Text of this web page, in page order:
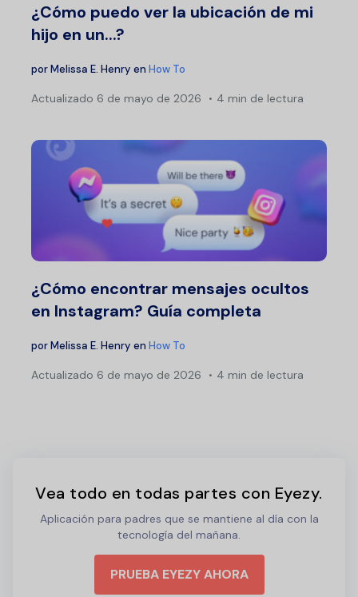
¿Cómo puedo ver la ubicación de mi
hijo en un...?
porMelissa E. Henry en How To
Actualizado 6 de mayo de 2026 4 min de lectura
¿Cómo encontrar mensajes ocultos
en Instagram? Guía completa
porMelissa E. Henry en How To
Actualizado 6 de mayo de 2026 4 min de lectura
Vea todo en todas partes con Eyezy.
Aplicación para padres que se mantiene al día con la
tecnología del mañana.
PRUEBA EYEZY AHORA